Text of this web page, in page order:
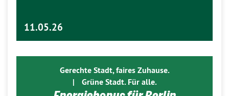
11.05.26
Gerechte Stadt, faires Zuhause.
|
Grüne Stadt. Für alle.